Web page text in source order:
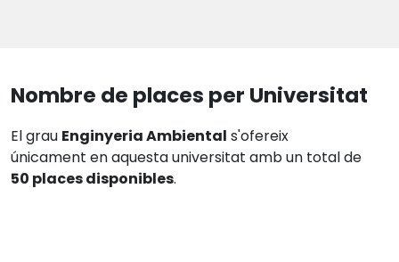
Nombre de places per Universitat
El grau Enginyeria Ambiental s'ofereix
únicament en aquesta universitat amb un total de
50 places disponibles.